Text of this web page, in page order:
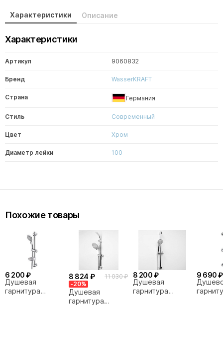
Характеристики Описание
Характеристики
Артикул 9060832
Бренд WasserKRAFT
Страна Германия
Стиль Современный
Цвет Хром
Диаметр лейки 100
Похожие товары
6 200 ₽
Душевая
гарнитура
8 824 ₽
11 030 ₽
-20%
Душевая
гарнитура
8 200 ₽
Душевая
гарнитура
9 690 ₽